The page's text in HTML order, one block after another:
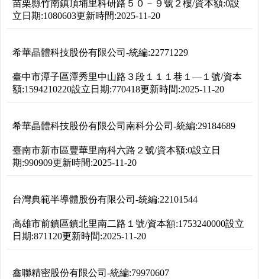
苗栗縣竹南鎮頂埔里科研路５０－９號２樓/資本額:0設
立日期:1080603更新時間:2025-11-20
希華晶體科技股份有限公司 -統編:22771229
臺中市潭子區潭秀里中山路３段１１１巷１―１號/資本
額:1594210220設立日期:770418更新時間:2025-11-20
希華晶體科技股份有限公司南科分公司 -統編:29184689
臺南市新市區豐華里南科六路２號/資本額:0設立日
期:990909更新時間:2025-11-20
台灣典範半導體股份有限公司 -統編:22101544
高雄市前鎮區鎮北里南二路１號/資本額:1753240000設立
日期:871120更新時間:2025-11-20
鑫聯精密股份有限公司 -統編:79970607